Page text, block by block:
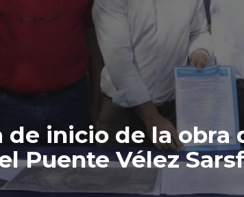
de inicio de la obra
Puente Vélez